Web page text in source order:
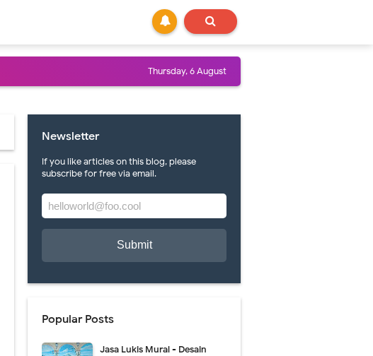
Thursday, 6 August
Newsletter
If you like articles on this blog, please
subscribe for free via email.
Popular Posts
Jasa Lukis Mural - Desain